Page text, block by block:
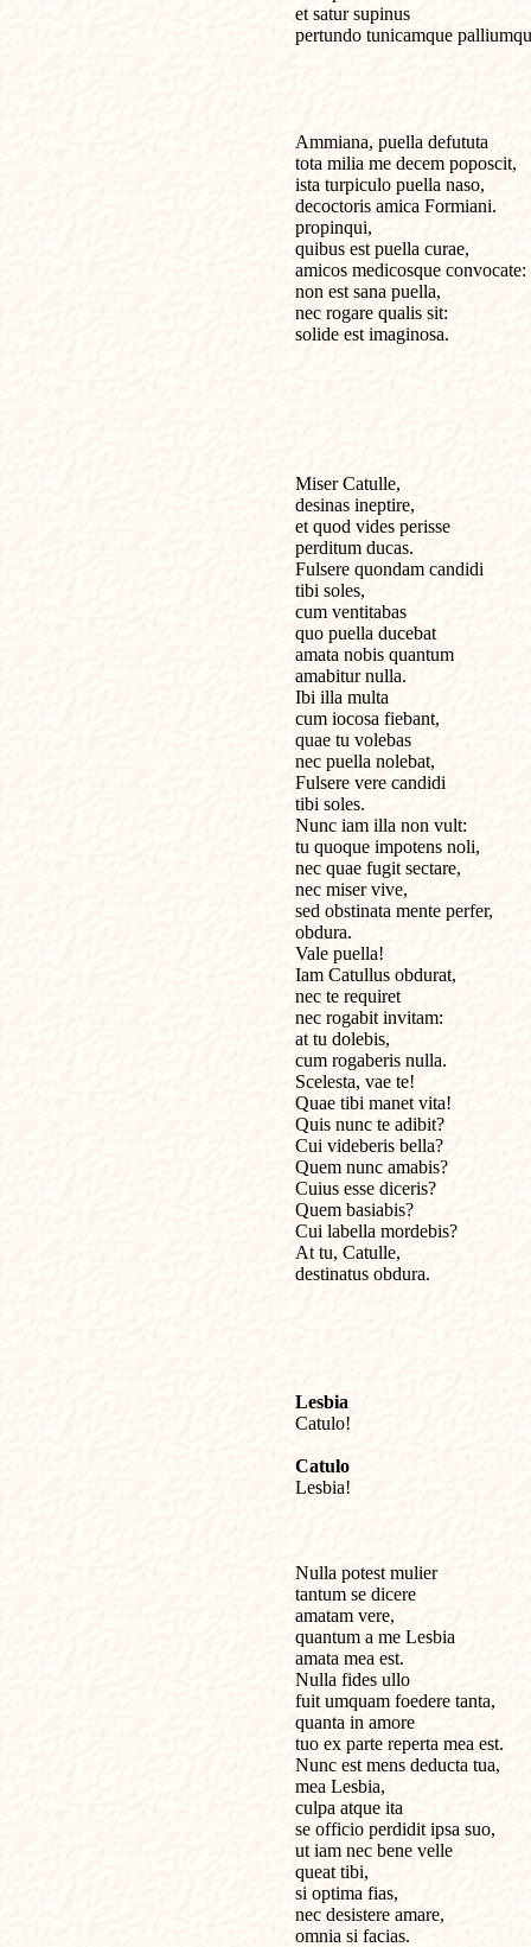
et satur supinus
pertundo tunicamque
Ammiana, puella defututa
tota milia me decem poposcit,
ista turpiculo puella naso,
decoctoris amica Formiani.
propinqui,
quibus est puella curae,
amicos medicosque convocate:
non est sana puella,
nec rogare qualis sit:
solide est imaginosa.
Miser Catulle,
desinas ineptire,
et quod vides perisse
perditum ducas.
Fulsere quondam candidi
tibi soles,
cum ventitabas
quo puella ducebat
amata nobis quantum
amabitur nulla.
Ibi illa multa
cum iocosa fiebant,
quae tu volebas
nec puella nolebat,
Fulsere vere candidi
tibi soles.
Nunc iam illa non vult:
tu quoque impotens noli,
nec quae fugit sectare,
nec miser vive,
sed obstinata mente perfer,
obdura.
Vale puella!
Iam Catullus obdurat,
nec te requiret
nec rogabit invitam:
at tu dolebis,
cum rogaberis nulla.
Scelesta, vae te!
Quae tibi manet vita!
Quis nunc te adibit?
Cui videberis bella?
Quem nunc amabis?
Cuius esse diceris?
Quem basiabis?
Cui labella mordebis?
At tu, Catulle,
destinatus obdura.
Catulo!
Catulo
Lesbia!
Nulla potest mulier
tantum se dicere
amatam vere,
quantum a me Lesbia
amata mea est.
Nulla fides ullo
fuit umquam foedere tanta,
quanta in amore
tuo ex parte reperta mea est.
Nunc est mens deducta tua,
mea Lesbia,
culpa atque ita
se officio perdidit ipsa suo,
ut iam nec bene velle
queat tibi,
si optima fias,
nec desistere amare,
omnia si facias.